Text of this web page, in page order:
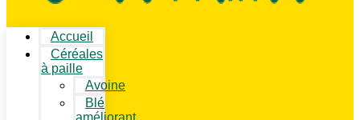
Accueil
Céréales
à paille
Avoine
Blé
améliorant